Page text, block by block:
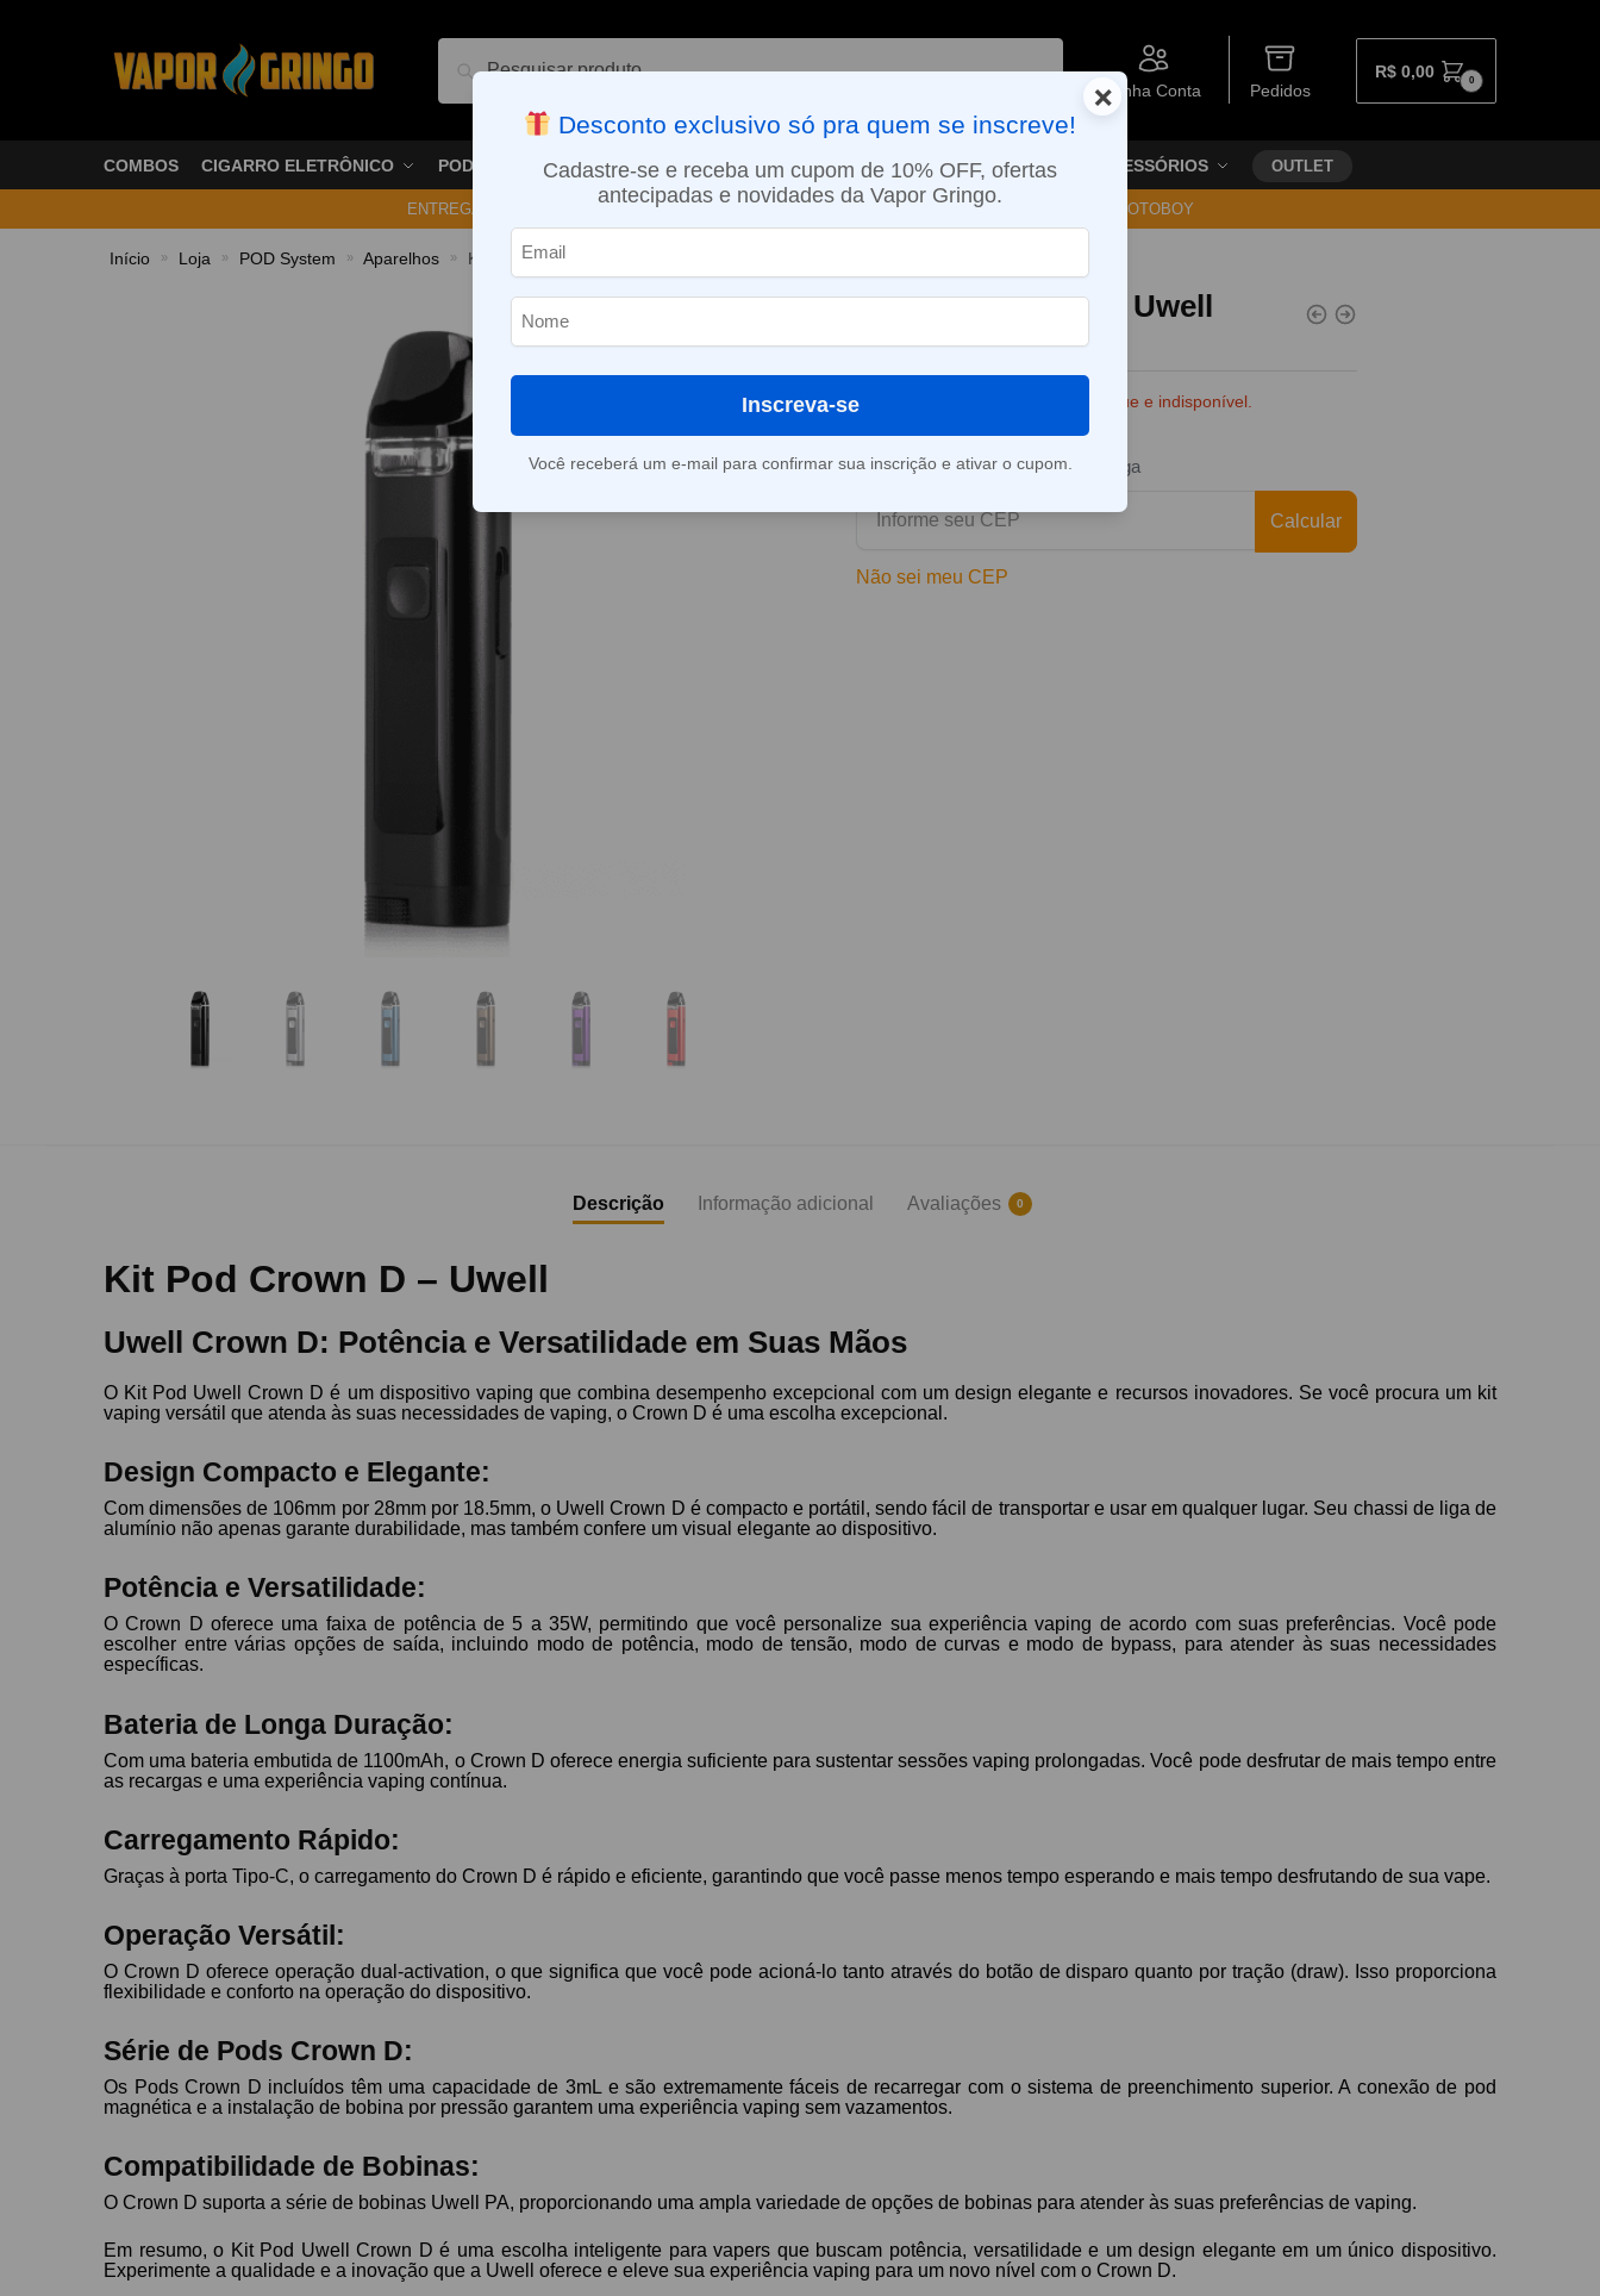
Pesquisar
Minha Conta Pedidos
R$ 0,00 0
COMBOS CIGARRO ELETRÔNICO PODS VAPORIZADOR DE ERVAS E-LIQUÍDOS NICOTINA ORAL ACESSÓRIOS OUTLET
ENTREGA NO MESMO DIA EM SÃO PAULO (SEG A SEX): PEDIDOS APROVADOS ATÉ 15:30 VIA MOTOBOY
Início » Loja » POD System » Aparelhos » Kit Pod Crown D – Uwell
Kit Pod Crown D – Uwell
Este produto está fora de estoque e indisponível.
Consultar prazo e valor da entrega
Calcular
Não sei meu CEP
Descrição Informação adicional Avaliações 0
Kit Pod Crown D – Uwell
Uwell Crown D: Potência e Versatilidade em Suas Mãos
O Kit Pod Uwell Crown D é um dispositivo vaping que combina desempenho excepcional com um design elegante e recursos inovadores. Se você procura um kit
vaping versátil que atenda às suas necessidades de vaping, o Crown D é uma escolha excepcional.
Design Compacto e Elegante:
Com dimensões de 106mm por 28mm por 18.5mm, o Uwell Crown D é compacto e portátil, sendo fácil de transportar e usar em qualquer lugar. Seu chassi de liga de
alumínio não apenas garante durabilidade, mas também confere um visual elegante ao dispositivo.
Potência e Versatilidade:
O Crown D oferece uma faixa de potência de 5 a 35W, permitindo que você personalize sua experiência vaping de acordo com suas preferências. Você pode
escolher entre várias opções de saída, incluindo modo de potência, modo de tensão, modo de curvas e modo de bypass, para atender às suas necessidades
específicas.
Bateria de Longa Duração:
Com uma bateria embutida de 1100mAh, o Crown D oferece energia suficiente para sustentar sessões vaping prolongadas. Você pode desfrutar de mais tempo entre
as recargas e uma experiência vaping contínua.
Carregamento Rápido:
Graças à porta Tipo-C, o carregamento do Crown D é rápido e eficiente, garantindo que você passe menos tempo esperando e mais tempo desfrutando de sua vape.
Operação Versátil:
O Crown D oferece operação dual-activation, o que significa que você pode acioná-lo tanto através do botão de disparo quanto por tração (draw). Isso proporciona
flexibilidade e conforto na operação do dispositivo.
Série de Pods Crown D:
Os Pods Crown D incluídos têm uma capacidade de 3mL e são extremamente fáceis de recarregar com o sistema de preenchimento superior. A conexão de pod
magnética e a instalação de bobina por pressão garantem uma experiência vaping sem vazamentos.
Compatibilidade de Bobinas:
O Crown D suporta a série de bobinas Uwell PA, proporcionando uma ampla variedade de opções de bobinas para atender às suas preferências de vaping.
Em resumo, o Kit Pod Uwell Crown D é uma escolha inteligente para vapers que buscam potência, versatilidade e um design elegante em um único dispositivo.
Experimente a qualidade e a inovação que a Uwell oferece e eleve sua experiência vaping para um novo nível com o Crown D.
×
Desconto exclusivo só pra quem se inscreve!
Cadastre-se e receba um cupom de 10% OFF, ofertas
antecipadas e novidades da Vapor Gringo.
Inscreva-se
Você receberá um e-mail para confirmar sua inscrição e ativar o cupom.